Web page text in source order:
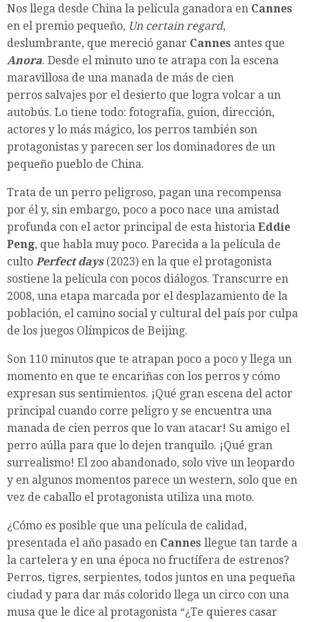
Nos llega desde China la película ganadora en Cannes
en el premio pequeño, Un certain regard,
deslumbrante, que mereció ganar Cannes antes que
Anora. Desde el minuto uno te atrapa con la escena
maravillosa de una manada de más de cien
perros salvajes por el desierto que logra volcar a un
autobús. Lo tiene todo: fotografía, guion, dirección,
actores y lo más mágico, los perros también son
protagonistas y parecen ser los dominadores de un
pequeño pueblo de China.
Trata de un perro peligroso, pagan una recompensa
por él y, sin embargo, poco a poco nace una amistad
profunda con el actor principal de esta historia Eddie
Peng, que habla muy poco. Parecida a la película de
culto Perfect days(2023) en la que el protagonista
sostiene la película con pocos diálogos. Transcurre en
2008, una etapa marcada por el desplazamiento de la
población, el camino social y cultural del país por culpa
de los juegos Olímpicos de Beijing.
Son 110 minutos que te atrapan poco a poco y llega un
momento en que te encariñas con los perros y cómo
expresan sus sentimientos. ¡Qué gran escena del actor
principal cuando corre peligro y se encuentra una
manada de cien perros que lo van atacar! Su amigo el
perro aúlla para que lo dejen tranquilo. ¡Qué gran
surrealismo! El zoo abandonado, solo vive un leopardo
y en algunos momentos parece un western, solo que en
vez de caballo el protagonista utiliza una moto.
¿Cómo es posible que una película de calidad,
presentada el año pasado en Cannes llegue tan tarde a
la cartelera y en una época no fructífera de estrenos?
Perros, tigres, serpientes, todos juntos en una pequeña
ciudad y para dar más colorido llega un circo con una
musa que le dice al protagonista “¿Te quieres casar